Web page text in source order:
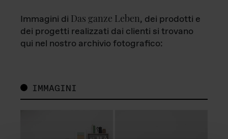
Immagini di Das ganze Leben, dei prodotti e
dei progetti realizzati dai clienti si trovano
qui nel nostro archivio fotografico:
IMMAGINI